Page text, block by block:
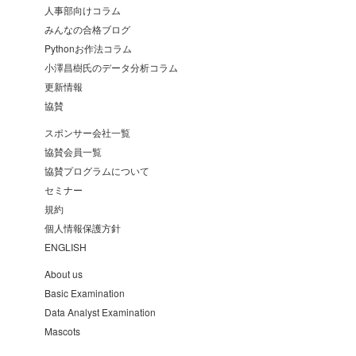
人事部向けコラム
みんなの合格ブログ
Pythonお作法コラム
小澤昌樹氏のデータ分析コラム
更新情報
協賛
スポンサー会社一覧
協賛会員一覧
協賛プログラムについて
セミナー
規約
個人情報保護方針
ENGLISH
About us
Basic Examination
Data Analyst Examination
Mascots